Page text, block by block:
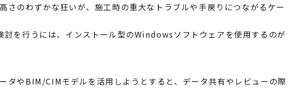
さのわずかな狂いが、施工時の重大なトラブルや手戻りにつながるケー
討を行うには、インストール型のWindowsソフトウェアを使用するのが
タやBIM/CIMモデルを活用しようとすると、データ共有やレビューの際